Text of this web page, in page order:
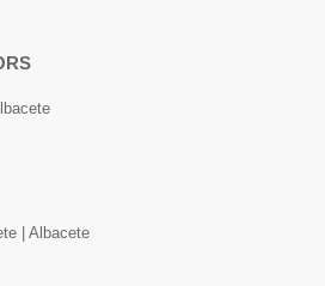
| Albacete